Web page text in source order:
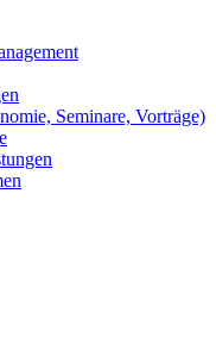
Seminare, Vorträge)